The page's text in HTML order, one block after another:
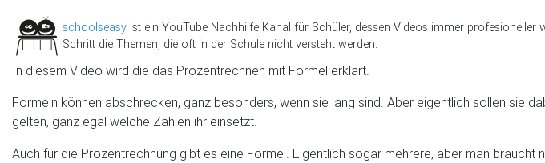
schoolseasy ist ein YouTube Nachhilfe Kanal für Schüler, dessen Videos immer
Schritt die Themen, die oft in der Schule nicht versteht werden.
In diesem Video wird die das Prozentrechnen mit Formel erklärt.
Formeln können abschrecken, ganz besonders, wenn sie lang sind. Aber eigentlich sollen sie
gelten, ganz egal welche Zahlen ihr einsetzt.
Auch für die Prozentrechnung gibt es eine Formel. Eigentlich sogar mehrere, aber man